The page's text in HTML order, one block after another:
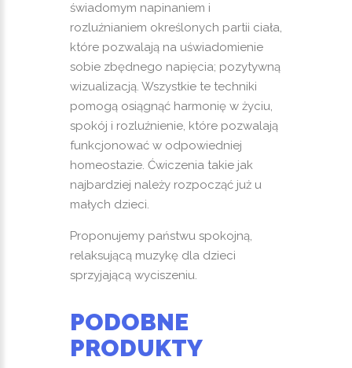
świadomym napinaniem i
rozluźnianiem określonych partii ciała,
które pozwalają na uświadomienie
sobie zbędnego napięcia; pozytywną
wizualizacją. Wszystkie te techniki
pomogą osiągnąć harmonię w życiu,
spokój i rozluźnienie, które pozwalają
funkcjonować w odpowiedniej
homeostazie. Ćwiczenia takie jak
najbardziej należy rozpocząć już u
małych dzieci.
Proponujemy państwu spokojną,
relaksującą muzykę dla dzieci
sprzyjającą wyciszeniu.
PODOBNE
PRODUKTY